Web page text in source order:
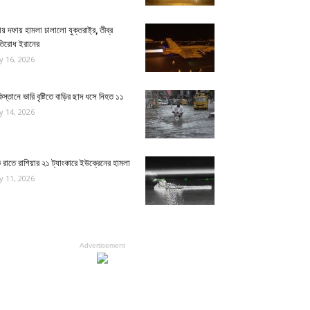
দফায় হামলা চালালো যুক্তরাষ্ট্র, তীব্র
ইরানের
16, 2026
ভারি বৃষ্টিতে বাড়ির ছাদ ধসে নিহত ১১
14, 2026
রাশিয়ার ২১ ট্যাংকারে ইউক্রেনের হামলা
11, 2026
Advertisement